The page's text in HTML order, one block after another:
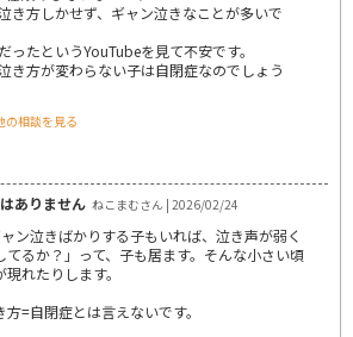
き方しかせず、ギャン泣きなことが多いで
ったというYouTubeを見て不安です。
き方が変わらない子は自閉症なのでしょう
の相談を見る
ありません ねこまむさん | 2026/02/24
ン泣きばかりする子もいれば、泣き声が弱く
てるか？」って、子も居ます。そんな小さい頃
れたりします。
=自閉症とは言えないです。